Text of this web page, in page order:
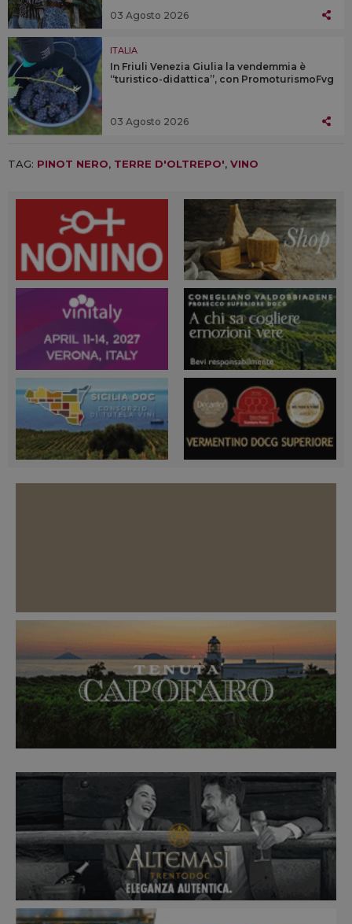
03 Agosto 2026
ITALIA
In Friuli Venezia Giulia la vendemmia è
“turistico-didattica”, con PromoturismoFvg
03 Agosto 2026
TAG: PINOT NERO, TERRE D'OLTREPO', VINO